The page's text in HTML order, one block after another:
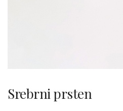
Srebrni prsten